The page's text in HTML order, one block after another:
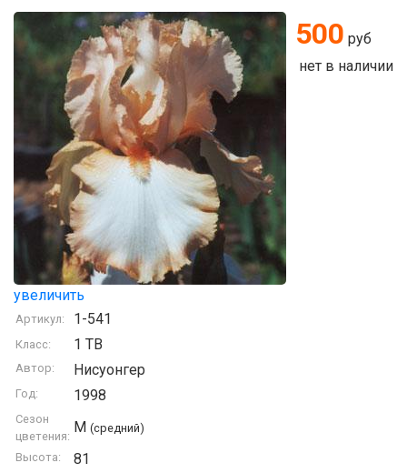
увеличить
500 руб
нет в наличии
Артикул: 1-541
Класс: 1 TB
Автор: Нисуонгер
Год: 1998
Сезон
цветения:
M (средний)
Высота: 81